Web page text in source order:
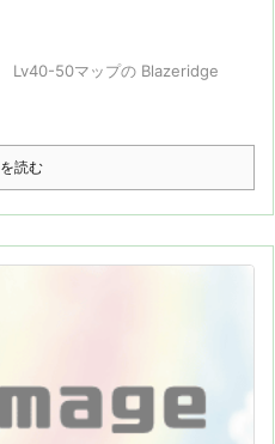
Lv40-50マップの Blazeridge
読む